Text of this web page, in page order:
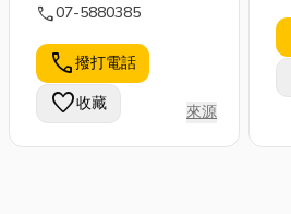
call07-5880385
call撥打電話
favorite收藏 來源